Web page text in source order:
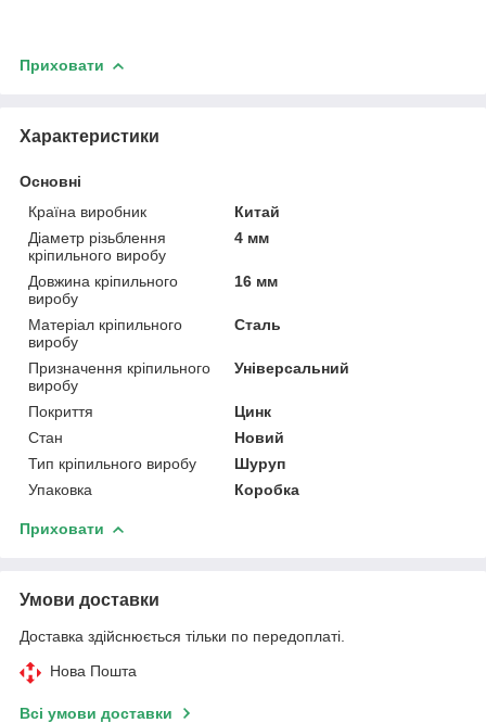
Приховати
Характеристики
Основні
Країна виробник
Китай
Діаметр різьблення
кріпильного виробу
4 мм
Довжина кріпильного
виробу
16 мм
Матеріал кріпильного
виробу
Сталь
Призначення кріпильного
виробу
Універсальний
Покриття
Цинк
Стан
Новий
Тип кріпильного виробу
Шуруп
Упаковка
Коробка
Приховати
Умови доставки
Доставка здійснюється тільки по передоплаті.
Нова Пошта
Всі умови доставки